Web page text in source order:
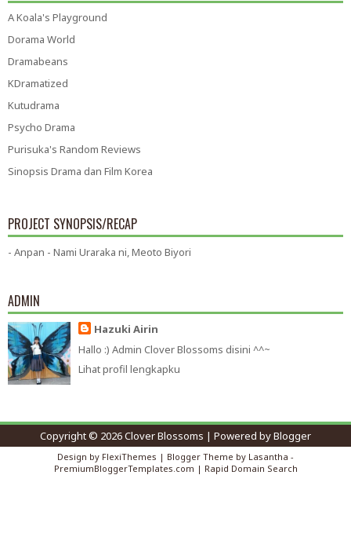
A Koala's Playground
Dorama World
Dramabeans
KDramatized
Kutudrama
Psycho Drama
Purisuka's Random Reviews
Sinopsis Drama dan Film Korea
PROJECT SYNOPSIS/RECAP
- Anpan - Nami Uraraka ni, Meoto Biyori
ADMIN
Hazuki Airin
Hallo :) Admin Clover Blossoms disini ^^~
Lihat profil lengkapku
Copyright © 2026Clover Blossoms | Powered byBlogger
Design by FlexiThemes | Blogger Theme by Lasantha -
PremiumBloggerTemplates.com | Rapid Domain Search